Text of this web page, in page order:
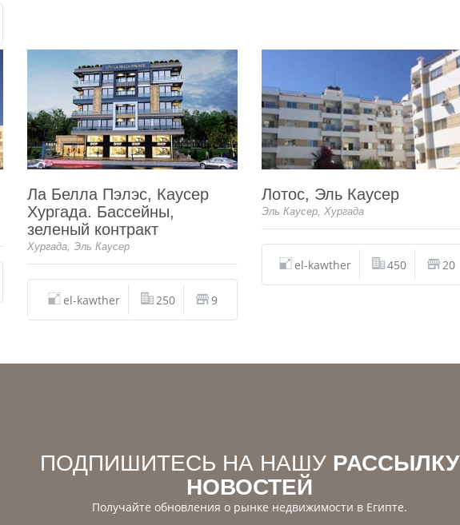
Ла Белла Пэлэс, Каусер
Хургада. Бассейны,
зеленый контракт
Хургада, Эль Каусер
el-kawther 250 9
Лотос, Эль Каусер
Эль Каусер, Хургада
el-kawther 450 20
ПОДПИШИТЕСЬ НА НАШУ РАССЫЛКУ
НОВОСТЕЙ
Получайте обновления о рынке недвижимости в Египте.